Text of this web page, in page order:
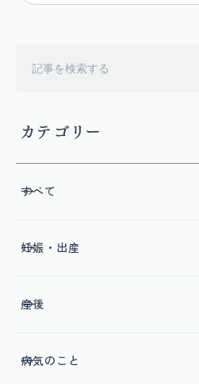
カテゴリー
すべて
妊娠・出産
産後
病気のこと